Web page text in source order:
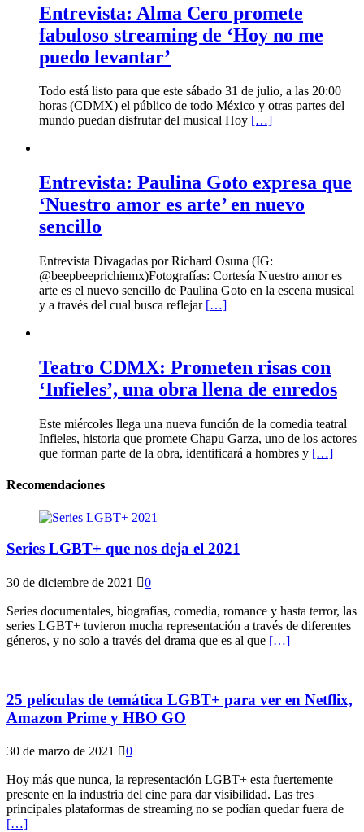
Entrevista: Alma Cero promete
fabuloso streaming de ‘Hoy no me
puedo levantar’
Todo está listo para que este sábado 31 de julio, a las 20:00
horas (CDMX) el público de todo México y otras partes del
mundo puedan disfrutar del musical Hoy […]
Entrevista: Paulina Goto expresa que
‘Nuestro amor es arte’ en nuevo
sencillo
Entrevista Divagadas por Richard Osuna (IG:
@beepbeeprichiemx)Fotografías: Cortesía Nuestro amor es
arte es el nuevo sencillo de Paulina Goto en la escena musical
y a través del cual busca reflejar […]
Teatro CDMX: Prometen risas con
‘Infieles’, una obra llena de enredos
Este miércoles llega una nueva función de la comedia teatral
Infieles, historia que promete Chapu Garza, uno de los actores
que forman parte de la obra, identificará a hombres y […]
Recomendaciones
Series LGBT+ que nos deja el 2021
30 de diciembre de 2021 0
Series documentales, biografías, comedia, romance y hasta terror, las
series LGBT+ tuvieron mucha representación a través de diferentes
géneros, y no solo a través del drama que es al que […]
25 películas de temática LGBT+ para ver en Netflix,
Amazon Prime y HBO GO
30 de marzo de 2021 0
Hoy más que nunca, la representación LGBT+ esta fuertemente
presente en la industria del cine para dar visibilidad. Las tres
principales plataformas de streaming no se podían quedar fuera de
[…]